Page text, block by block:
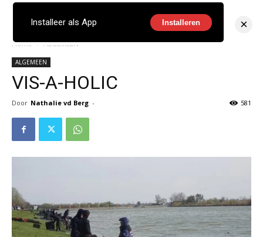
Home ALGEMEEN
ALGEMEEN
VIS-A-HOLIC
Door Nathalie vd Berg - 581
Installeer als App Installeren ×